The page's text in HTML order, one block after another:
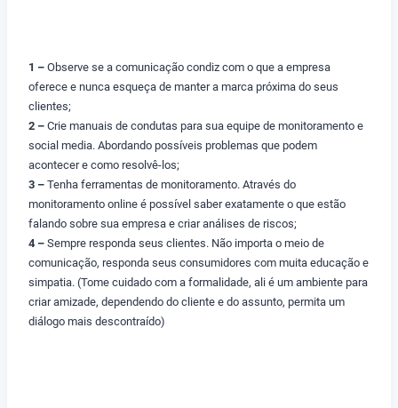
1 – Observe se a comunicação condiz com o que a empresa
oferece e nunca esqueça de manter a marca próxima do seus
clientes;
2 – Crie manuais de condutas para sua equipe de monitoramento e
social media. Abordando possíveis problemas que podem
acontecer e como resolvê-los;
3 – Tenha ferramentas de monitoramento. Através do
monitoramento online é possível saber exatamente o que estão
falando sobre sua empresa e criar análises de riscos;
4 – Sempre responda seus clientes. Não importa o meio de
comunicação, responda seus consumidores com muita educação e
simpatia. (Tome cuidado com a formalidade, ali é um ambiente para
criar amizade, dependendo do cliente e do assunto, permita um
diálogo mais descontraído)